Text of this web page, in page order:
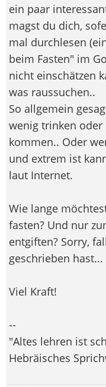
ein paar
magst du dich,
mal durchlesen
beim Fasten" im
nicht einschätzen
was raussuchen..
So allgemein
wenig trinken oder
kommen.. Oder
und extrem ist
laut Internet.
Wie lange
fasten? Und nur
entgiften? Sorry,
geschrieben hast...
Viel Kraft!
--
"Altes lehren ist
Hebräisches